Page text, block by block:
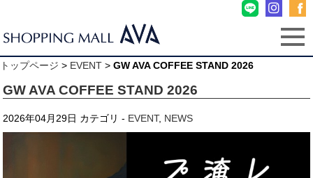
トップページ > EVENT > GW AVA COFFEE STAND 2026
GW AVA COFFEE STAND 2026
2026年04月29日 カテゴリ - EVENT, NEWS